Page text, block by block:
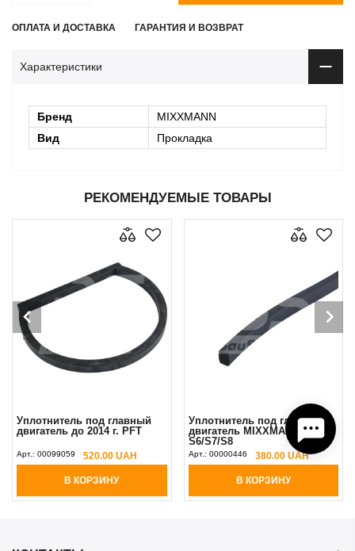
ОПЛАТА И ДОСТАВКА ГАРАНТИЯ И ВОЗВРАТ
Характеристики
Бренд
MIXXMANN
Вид
Прокладка
РЕКОМЕНДУЕМЫЕ ТОВАРЫ
Уплотнитель под главный
двигатель до 2014 г. PFT
Арт.: 00099059 520.00 UAH
В КОРЗИНУ
Уплотнитель под главный
двигатель MIXXMANN
S6/S7/S8
Арт.: 00000446 380.00 UAH
В КОРЗИНУ